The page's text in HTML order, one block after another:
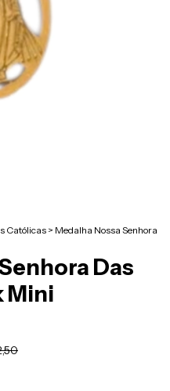
Católicas > Medalha Nossa Senhora
Das
Mini